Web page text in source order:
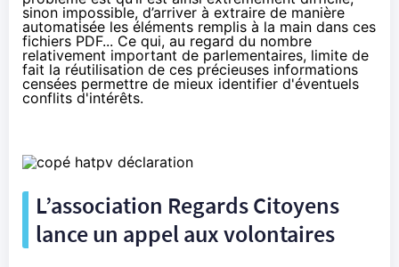
sinon impossible, d’arriver à extraire de manière
automatisée les éléments remplis à la main dans ces
fichiers PDF... Ce qui, au regard du nombre
relativement important de parlementaires, limite de
fait la réutilisation de ces précieuses informations
censées permettre de mieux identifier d'éventuels
conflits d'intérêts.
L’association Regards Citoyens
lance un appel aux volontaires